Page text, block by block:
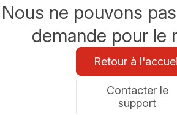
Nous ne pouvons
demande pour le
Retour à
Contacter le
support